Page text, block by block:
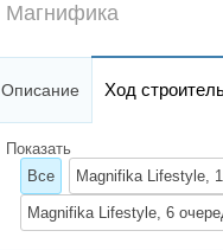
Магнифика
Описание Ход
Показать
Все
Magnifika Lifestyle,
Magnifika Lifestyle, 6